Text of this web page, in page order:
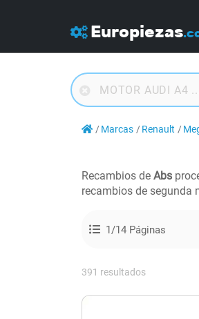
Europiezas
Marcas Renault
Recambios de Abs
recambios de segunda
1/14 Páginas
391 resultados